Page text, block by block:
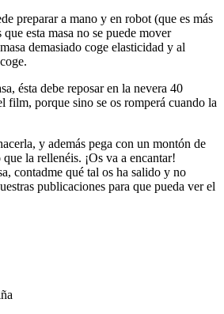
preparar a mano y en robot (que es más
esta masa no se puede mover
demasiado coge elasticidad y al
ésta debe reposar en la nevera 40
film, porque sino se os romperá cuando la
y además pega con un montón de
la rellenéis. ¡Os va a encantar!
contadme qué tal os ha salido y no
publicaciones para que pueda ver el